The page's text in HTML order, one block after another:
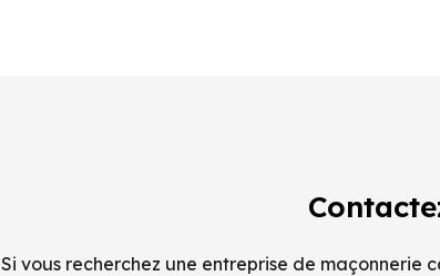
Si vous recherchez une entreprise de maçonnerie